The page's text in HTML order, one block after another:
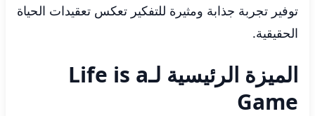
توفير تجربة جذابة ومثيرة للتفكير تعكس تعقيدات الحياة
الحقيقية.
الميزة الرئيسية لـLife is a
Game